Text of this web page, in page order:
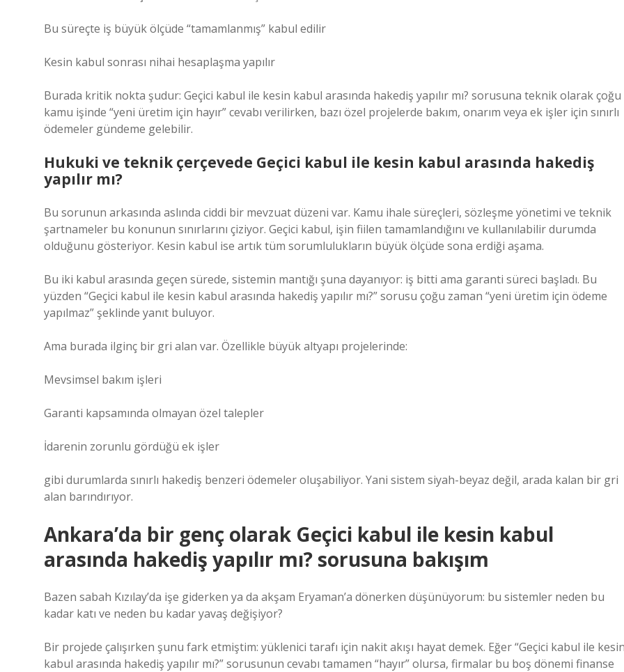
Bu süreçte iş büyük ölçüde “tamamlanmış” kabul edilir
Kesin kabul sonrası nihai hesaplaşma yapılır
Burada kritik nokta şudur: Geçici kabul ile kesin kabul arasında hakediş yapılır mı? sorusuna teknik olarak çoğu
kamu işinde “yeni üretim için hayır” cevabı verilirken, bazı özel projelerde bakım, onarım veya ek işler için sınırlı
ödemeler gündeme gelebilir.
Hukuki ve teknik çerçevede Geçici kabul ile kesin kabul arasında hakediş
yapılır mı?
Bu sorunun arkasında aslında ciddi bir mevzuat düzeni var. Kamu ihale süreçleri, sözleşme yönetimi ve teknik
şartnameler bu konunun sınırlarını çiziyor. Geçici kabul, işin fiilen tamamlandığını ve kullanılabilir durumda
olduğunu gösteriyor. Kesin kabul ise artık tüm sorumlulukların büyük ölçüde sona erdiği aşama.
Bu iki kabul arasında geçen sürede, sistemin mantığı şuna dayanıyor: iş bitti ama garanti süreci başladı. Bu
yüzden “Geçici kabul ile kesin kabul arasında hakediş yapılır mı?” sorusu çoğu zaman “yeni üretim için ödeme
yapılmaz” şeklinde yanıt buluyor.
Ama burada ilginç bir gri alan var. Özellikle büyük altyapı projelerinde:
Mevsimsel bakım işleri
Garanti kapsamında olmayan özel talepler
İdarenin zorunlu gördüğü ek işler
gibi durumlarda sınırlı hakediş benzeri ödemeler oluşabiliyor. Yani sistem siyah-beyaz değil, arada kalan bir gri
alan barındırıyor.
Ankara’da bir genç olarak Geçici kabul ile kesin kabul
arasında hakediş yapılır mı? sorusuna bakışım
Bazen sabah Kızılay’da işe giderken ya da akşam Eryaman’a dönerken düşünüyorum: bu sistemler neden bu
kadar katı ve neden bu kadar yavaş değişiyor?
Bir projede çalışırken şunu fark etmiştim: yüklenici tarafı için nakit akışı hayat demek. Eğer “Geçici kabul ile
kabul arasında hakediş yapılır mı?” sorusunun cevabı tamamen “hayır” olursa, firmalar bu boş dönemi finanse